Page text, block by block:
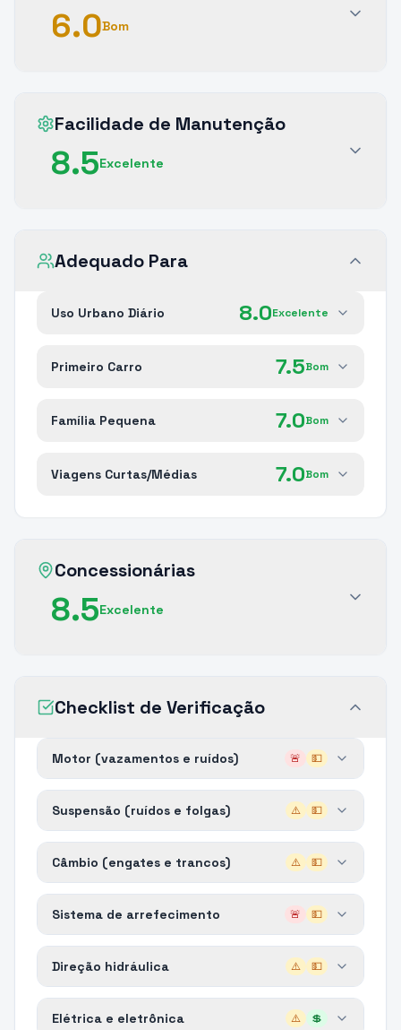
6.0Bom
Facilidade de Manutenção
8.5Excelente
Adequado Para
Uso Urbano Diário 8.0Excelente
Primeiro Carro 7.5Bom
Família Pequena 7.0Bom
Viagens Curtas/Médias 7.0Bom
Concessionárias
8.5Excelente
Checklist de Verificação
Motor (vazamentos e ruídos) 🚨 💵
Suspensão (ruídos e folgas) ⚠️ 💵
Câmbio (engates e trancos) ⚠️ 💵
Sistema de arrefecimento 🚨 💵
Direção hidráulica ⚠️ 💵
Elétrica e eletrônica ⚠️ 💲